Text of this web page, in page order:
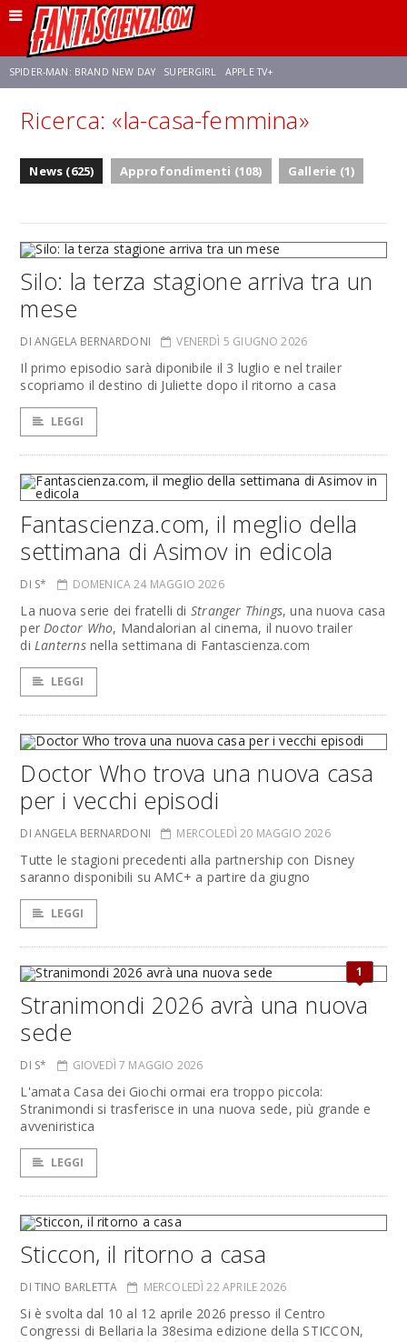
SPIDER-MAN: BRAND NEW DAY SUPERGIRL APPLE TV+
FRANCO RICCIARDIELLO ZENDAYA STAR TREK AVENGERS: DOOMSDAY
Ricerca: «la-casa-femmina»
News (625) Approfondimenti (108) Gallerie (1)
Silo: la terza stagione arriva tra un
mese
DI ANGELA BERNARDONI VENERDÌ 5 GIUGNO 2026
Il primo episodio sarà diponibile il 3 luglio e nel trailer
scopriamo il destino di Juliette dopo il ritorno a casa
LEGGI
Fantascienza.com, il meglio della
settimana di Asimov in edicola
DI S* DOMENICA 24 MAGGIO 2026
La nuova serie dei fratelli di Stranger Things, una nuova casa
perDoctor Who, Mandalorian al cinema, il nuovo trailer
di Lanternsnella settimana di Fantascienza.com
LEGGI
Doctor Who trova una nuova casa
per i vecchi episodi
DI ANGELA BERNARDONI MERCOLEDÌ 20 MAGGIO 2026
Tutte le stagioni precedenti alla partnership con Disney
saranno disponibili su AMC+ a partire da giugno
LEGGI
1
Stranimondi 2026 avrà una nuova
sede
DI S* GIOVEDÌ 7 MAGGIO 2026
L'amata Casa dei Giochi ormai era troppo piccola:
Stranimondi si trasferisce in una nuova sede, più grande e
avveniristica
LEGGI
Sticcon, il ritorno a casa
DI TINO BARLETTA MERCOLEDÌ 22 APRILE 2026
Si è svolta dal 10 al 12 aprile 2026 presso il Centro
Congressi di Bellaria la 38esima edizione della STICCON,